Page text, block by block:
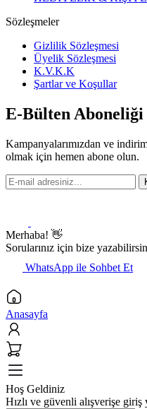
Sözleşmeler
Gizlilik Sözleşmesi
Üyelik Sözleşmesi
K.V.K.K
Şartlar ve Koşullar
E-Bülten Aboneliği
Kampanyalarımızdan ve
olmak için hemen abone olun.
Merhaba! 👋
Sorularınız için bize
WhatsApp ile Sohbet Et
Anasayfa
Hoş Geldiniz
Hızlı ve güvenli alışverişe giriş